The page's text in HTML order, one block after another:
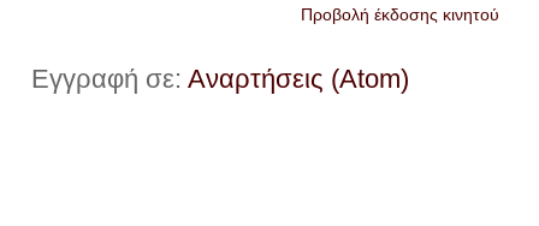
Προβολή έκδοσης κινητού
Εγγραφή σε:Αναρτήσεις (Atom)